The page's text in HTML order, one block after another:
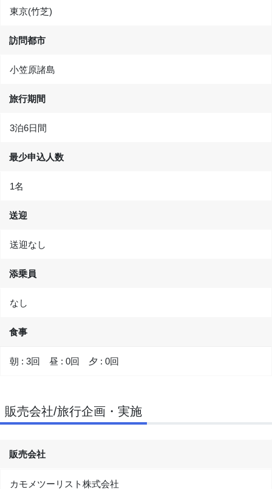
東京(竹芝)
訪問都市
小笠原諸島
旅行期間
3泊6日間
最少申込人数
1名
送迎
送迎なし
添乗員
なし
食事
朝 : 3回 昼 : 0回 夕 : 0回
販売会社/旅行企画・実施
販売会社
カモメツーリスト株式会社